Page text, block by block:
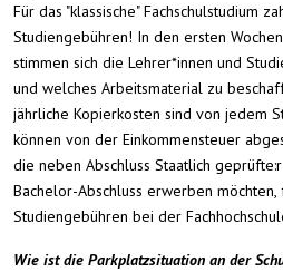
Für das "klassische" Fachschulstudium
Studiengebühren! In den ersten
stimmen sich die Lehrer*innen und
und welches Arbeitsmaterial zu
jährliche Kopierkosten sind von jedem
können von der Einkommensteuer
die neben Abschluss Staatlich
Bachelor-Abschluss erwerben
Studiengebühren bei der
Wie ist die Parkplatzsituation an der